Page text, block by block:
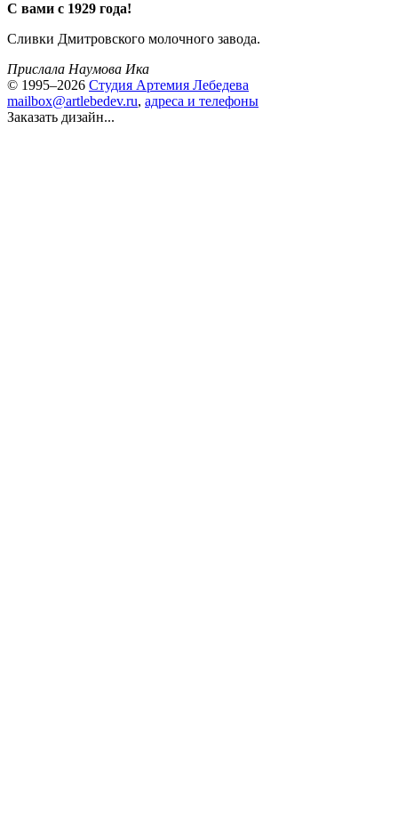
С вами с 1929 года!
Сливки Дмитровского молочного завода.
Прислала Наумова Ика
© 1995–2026 Студия Артемия Лебедева
mailbox@artlebedev.ru, адреса и телефоны
Заказать дизайн...